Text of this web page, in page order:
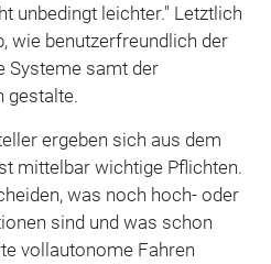
unbedingt leichter." Letztlich
wie benutzerfreundlich der
Systeme samt der
gestalte.
ergeben sich aus dem
mittelbar wichtige Pflichten.
was noch hoch- oder
sind und was schon
vollautonome Fahren